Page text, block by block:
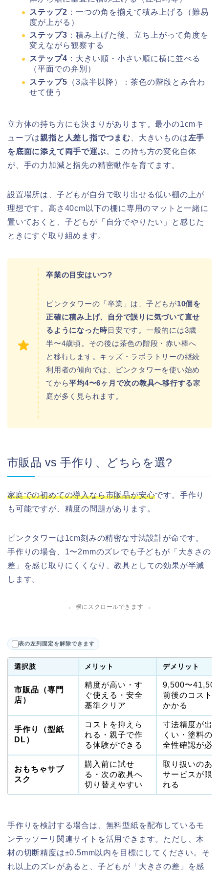
ステップ2 ：一つの角を揃えて積み上げる（難易
度が上がる）
ステップ3 ：積み上げた後、立ち上がって角度を
変えながら観察する
ステップ4 ：大きい順・小さい順に横に並べる
（平面での弁別）
ステップ5 （3歳半以降）：茶色の階段とみ合わ
せて使う
立方体の持ち方にも決まりがあります。最小の1cmキ
ューブは親指と人差し指でつまむ 、大きいものは左手
を底面に添えて両手で運ぶ。この持ち方の変化自体
が、手の力加減と指先の精密動作を育てます。
設置場所は、子どもが自分で取り出せる低い棚の上が
理想です。高さ40cm以下の棚に専用のマットと一緒に
置いておくと、子どもが「自分でやりたい」と感じた
ときにすぐ取り組めます。
卒業の目安はいつ?
ピンクタワーの「卒業」は、子どもが10個を
正確に積み上げ、自分で誤りに気づいて直せ
るようになった時目安です。一般的には3歳
半〜4歳頃。その後は茶色の階段・赤い棒へ
と移行します。キッズ・ラボラトリーの継続
利用者の傾向では、ピンクタワーを使い始め
てから平均4〜6ヶ月で次の教具へ移行する家
庭が多く見られます。
市販品 vs 手作り、どちらを選?
家庭での初めての導入なら市販品が安心です。手作り
も可能ですが、精度の問題があります。
ピンクタワーは1cm刻みの精密な寸法設計が命です。
手作りの場合、1〜2mmのズレでも子どもが「大きさの
差」を感じ取りにくくなり、教具としての効果が半減
します。
← 横にスクロールできます →
表の左列固定を解除できます
選択肢 メリット デメリット
市販品（専門
店）
精度が高い・す
ぐ使える・安全
基準クリア
9,500〜
前後のコスト
かかる
手作り（型紙
DL）
コストを抑えら
れる・親子で作
る体験ができる
寸法精度が出
くい・塗料の
全性確認が必
おもちゃサブ
スク
購入前に試せ
る・次の教具へ
切り替えやすい
取り扱いのあ
サービスが限
れる
手作りを検討する場合は、無料型紙を配布しているモ
ンテッソーリ関連サイトを活用できます。ただし、木
材の切断精度は±0.5mm以内を目標にしてください。そ
れ以上のズレがあると、子どもが「大きさの差」を感